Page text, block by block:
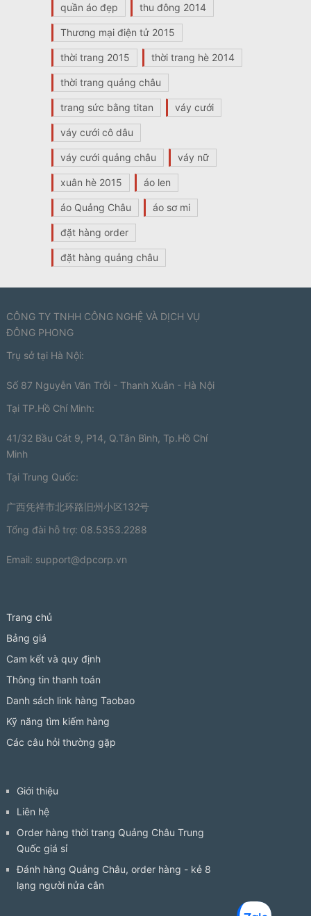
quần áo đẹp thu đông 2014
Thương mại điện tử 2015
thời trang 2015 thời trang hè 2014
thời trang quảng châu
trang sức bằng titan váy cưới
váy cưới cô dâu
váy cưới quảng châu váy nữ
xuân hè 2015 áo len
áo Quảng Châu áo sơ mi
đặt hàng order
đặt hàng quảng châu
CÔNG TY TNHH CÔNG NGHỆ VÀ DỊCH VỤ
ĐÔNG PHONG
Trụ sở tại Hà Nội:
Số 87 Nguyễn Văn Trỗi - Thanh Xuân - Hà Nội
Tại TP.Hồ Chí Minh:
41/32 Bầu Cát 9, P14, Q.Tân Bình, Tp.Hồ Chí
Minh
Tại Trung Quốc:
广西凭祥市北环路旧州小区132号
Tổng đài hỗ trợ: 08.5353.2288
Email: support@dpcorp.vn
Trang chủ
Bảng giá
Cam kết và quy định
Thông tin thanh toán
Danh sách link hàng Taobao
Kỹ năng tìm kiếm hàng
Các câu hỏi thường gặp
Giới thiệu
Liên hệ
Order hàng thời trang Quảng Châu Trung
Quốc giá sỉ
Đánh hàng Quảng Châu, order hàng - kẻ 8
lạng người nửa cân